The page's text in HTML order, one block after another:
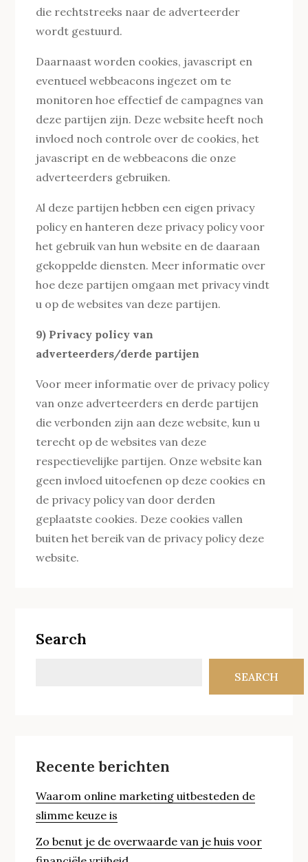
die rechtstreeks naar de adverteerder
wordt gestuurd.
Daarnaast worden cookies, javascript en
eventueel webbeacons ingezet om te
monitoren hoe effectief de campagnes van
deze partijen zijn. Deze website heeft noch
invloed noch controle over de cookies, het
javascript en de webbeacons die onze
adverteerders gebruiken.
Al deze partijen hebben een eigen privacy
policy en hanteren deze privacy policy voor
het gebruik van hun website en de daaraan
gekoppelde diensten. Meer informatie over
hoe deze partijen omgaan met privacy vindt
u op de websites van deze partijen.
9) Privacy policy van
adverteerders/derde partijen
Voor meer informatie over de privacy policy
van onze adverteerders en derde partijen
die verbonden zijn aan deze website, kun u
terecht op de websites van deze
respectievelijke partijen. Onze website kan
geen invloed uitoefenen op deze cookies en
de privacy policy van door derden
geplaatste cookies. Deze cookies vallen
buiten het bereik van de privacy policy deze
website.
Search
SEARCH
Recente berichten
Waarom online marketing uitbesteden de
slimme keuze is
Zo benut je de overwaarde van je huis voor